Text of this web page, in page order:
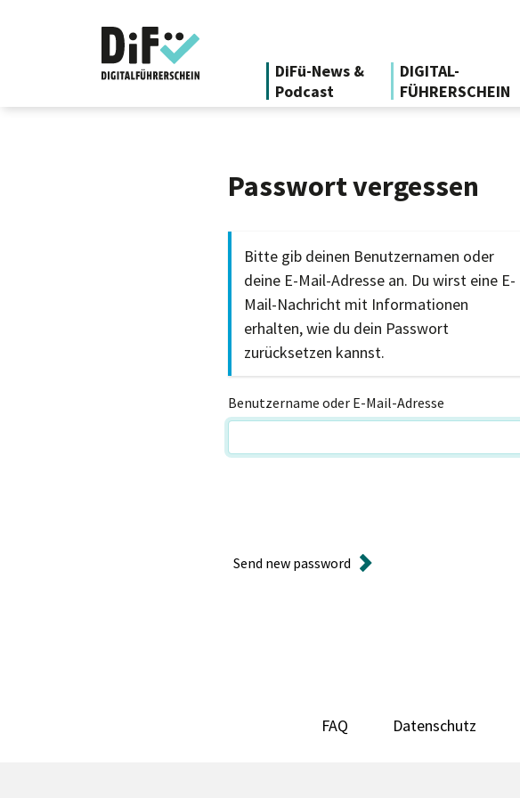
DiFü-News &
Podcast
DIGITAL-
FÜHRERSCHEIN
Passwort vergessen
Bitte gib deinen Benutzernamen oder
deine E-Mail-Adresse an. Du wirst eine E-
Mail-Nachricht mit Informationen
erhalten, wie du dein Passwort
zurücksetzen kannst.
Benutzername oder E-Mail-Adresse
Send new password
FAQ Datenschutz